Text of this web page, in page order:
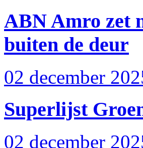
ABN Amro zet
buiten de deur
02 december
Superlijst
02 december